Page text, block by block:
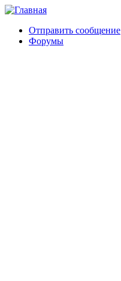
Отправить сообщение
Форумы